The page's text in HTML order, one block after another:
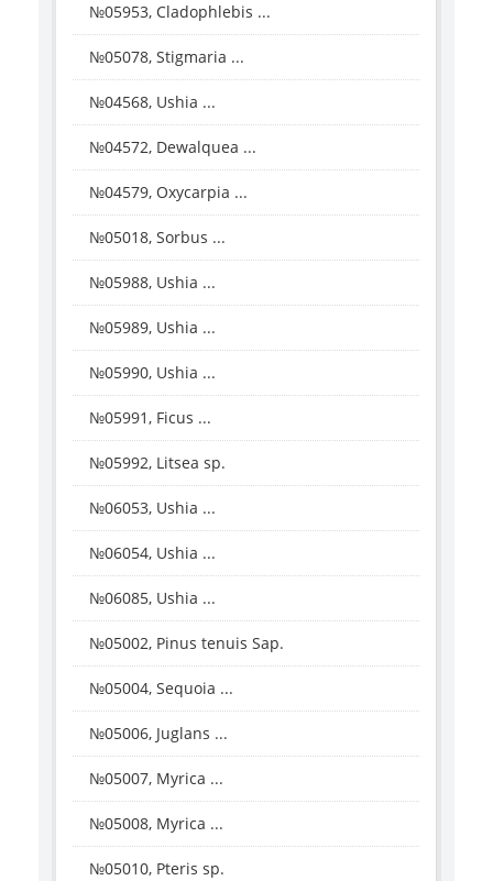
№05953, Cladophlebis ...
№05078, Stigmaria ...
№04568, Ushia ...
№04572, Dewalquea ...
№04579, Oxycarpia ...
№05018, Sorbus ...
№05988, Ushia ...
№05989, Ushia ...
№05990, Ushia ...
№05991, Ficus ...
№05992, Litsea sp.
№06053, Ushia ...
№06054, Ushia ...
№06085, Ushia ...
№05002, Pinus tenuis Sap.
№05004, Sequoia ...
№05006, Juglans ...
№05007, Myrica ...
№05008, Myrica ...
№05010, Pteris sp.